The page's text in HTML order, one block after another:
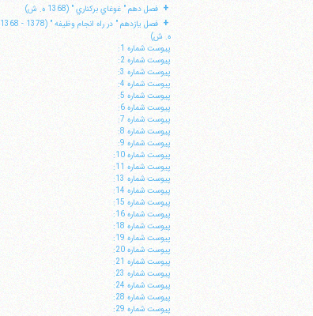
+ فصل دهم " غوغاي بركناري " (1368 ه. ش)
+
فصل يازدهم " در راه انجام وظيفه " (1378 - 1368
ه. ش)
پيوست شماره 1:
پيوست شماره 2:
پيوست شماره 3:
پيوست شماره 4:
پيوست شماره 5:
پيوست شماره 6:
پيوست شماره 7:
پيوست شماره 8:
پيوست شماره 9:
پيوست شماره 10:
پيوست شماره 11:
پيوست شماره 13:
پيوست شماره 14:
پيوست شماره 15:
پيوست شماره 16:
پيوست شماره 18:
پيوست شماره 19:
پيوست شماره 20:
پيوست شماره 21:
پيوست شماره 23:
پيوست شماره 24:
پيوست شماره 28:
پيوست شماره 29: